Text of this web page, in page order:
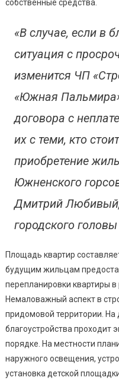
собственные средства.
«В случае, если в
ситуация с
изменится ЧП
«Южная
договора с
их с теми, кто
приобретение
Южненского
Дмитрий Любивый,
городского
Площадь квартир
будущим жильцам
перепланировки квартиры
Немаловажный аспект в
придомовой территории.
благоустройства проходит
порядке. На местности
наружного освещения,
установка детской